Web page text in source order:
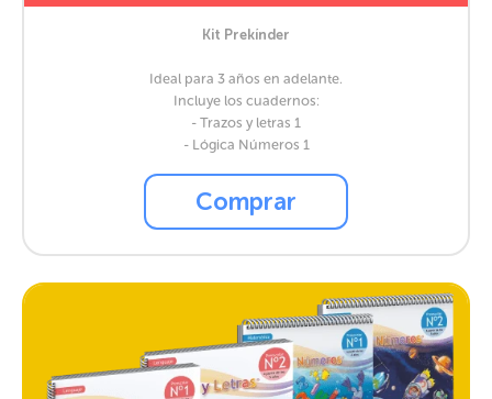
Kit Prekínder
Ideal para 3 años en adelante.
Incluye los cuadernos:
- Trazos y letras 1
- Lógica Números 1
Comprar